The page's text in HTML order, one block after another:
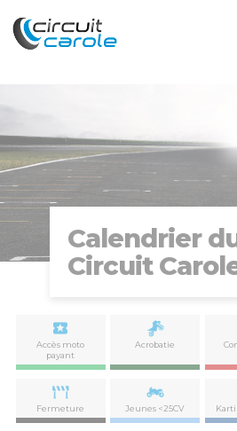
Calendrier
Circuit
Accès moto
payant
Acrobatie
Fermeture Jeunes <25CV